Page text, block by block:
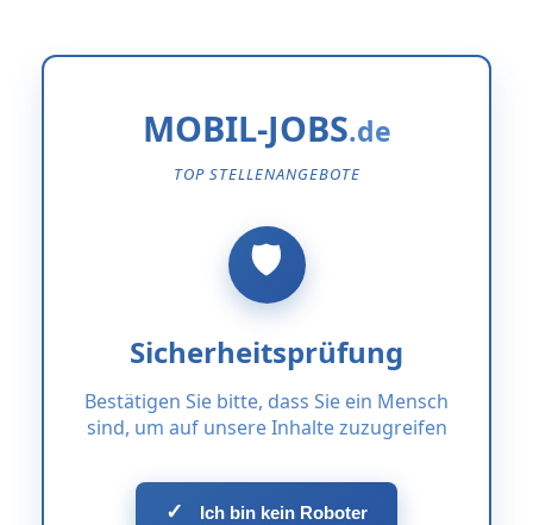
MOBIL-JOBS
TOP STELLENANGEBOTE
Sicherheitsprüfung
Bestätigen Sie bitte, dass Sie ein Mensch
sind, um auf unsere Inhalte zuzugreifen
✓ Ich bin kein Roboter